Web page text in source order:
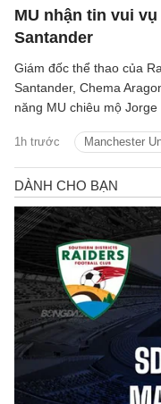
MU nhận tin vui
Santander
1h trước Manchester
Giám đốc thể thao của
Santander, Chema
năng MU chiêu mộ
các ông lớn tiếp cận.